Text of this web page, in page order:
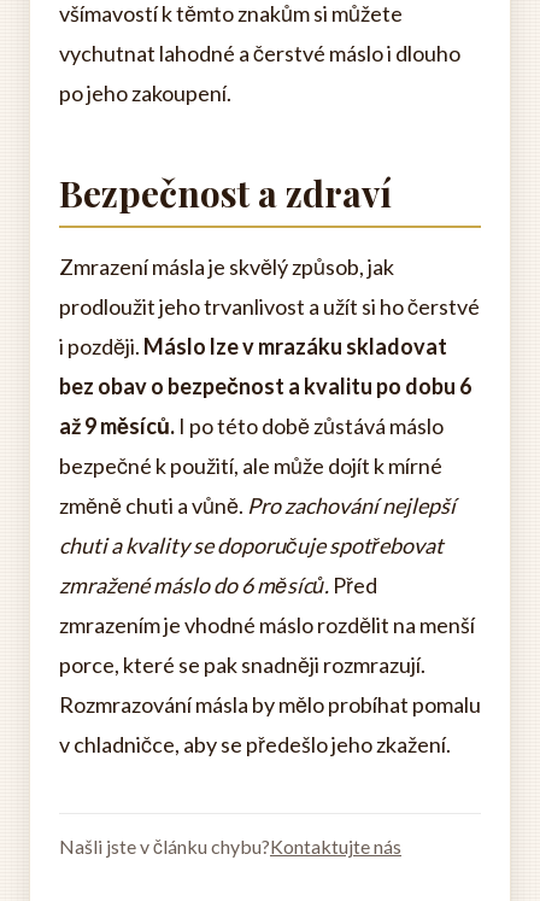
všímavostí k těmto znakům si můžete
vychutnat lahodné a čerstvé máslo i dlouho
po jeho zakoupení.
Bezpečnost a zdraví
Zmrazení másla je skvělý způsob, jak
prodloužit jeho trvanlivost a užít si ho čerstvé
i později. Máslo lze v mrazáku skladovat
bez obav o bezpečnost a kvalitu po dobu 6
až 9 měsíců. I po této době zůstává máslo
bezpečné k použití, ale může dojít k mírné
změně chuti a vůně. Pro zachování nejlepší
chuti a kvality se doporučuje spotřebovat
zmražené máslo do 6 měsíců. Před
zmrazením je vhodné máslo rozdělit na menší
porce, které se pak snadněji rozmrazují.
Rozmrazování másla by mělo probíhat pomalu
v chladničce, aby se předešlo jeho zkažení.
Našli jste v článku chybu?Kontaktujte nás